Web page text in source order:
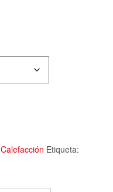
Calefacción Etiqueta: